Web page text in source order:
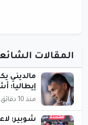
المقالات
مالديني
إيطاليا:
منذ 10 دقائق
شوبير: